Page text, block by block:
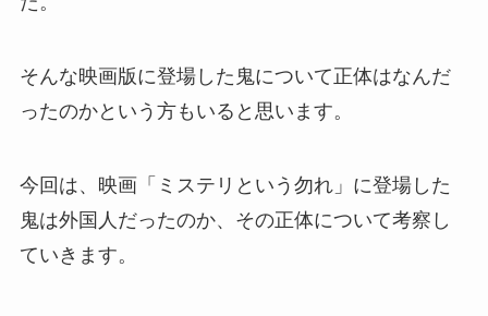
そんな映画版に登場した鬼について正体はなんだ
ったのかという方もいると思います。
今回は、映画「ミステリという勿れ」に登場した
鬼は外国人だったのか、その正体について考察し
ていきます。